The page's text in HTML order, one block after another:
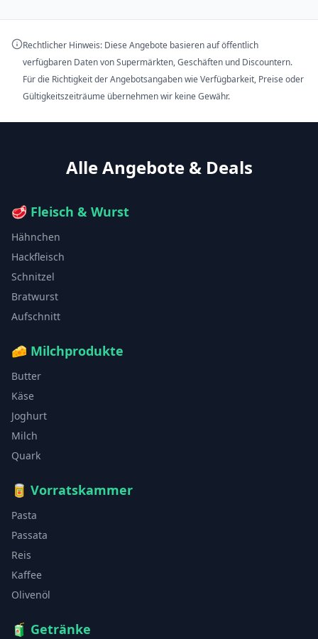
Rechtlicher Hinweis: Diese Angebote basieren auf öffentlich
verfügbaren Daten von Supermärkten, Geschäften und Discountern.
Für die Richtigkeit der Angebotsangaben wie Verfügbarkeit, Preise oder
Gültigkeitszeiträume übernehmen wir keine Gewähr.
Alle Angebote & Deals
🥩 Fleisch & Wurst
Hähnchen
Hackfleisch
Schnitzel
Bratwurst
Aufschnitt
🧀 Milchprodukte
Butter
Käse
Joghurt
Milch
Quark
🥫 Vorratskammer
Pasta
Passata
Reis
Kaffee
Olivenöl
🧃 Getränke